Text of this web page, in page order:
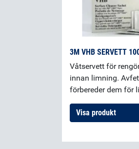
3M VHB SERVETT
Våtservett för
innan limning.
förbereder dem för
Visa produkt